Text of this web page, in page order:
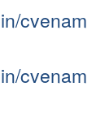
cvenam
cvenam